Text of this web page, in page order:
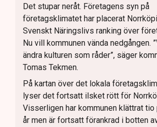
Det stupar neråt. Företagens syn på
företagsklimatet har placerat
Svenskt Näringslivs ranking över
Nu vill kommunen vända nedgången.
ändra kulturen som råder”, säger
Tomas Tekmen.
På kartan över det lokala
lyser det fortsatt ilsket rött för
Visserligen har kommunen klättrat tio
år men är fortsatt förankrad i botten